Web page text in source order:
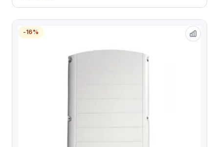
-16%